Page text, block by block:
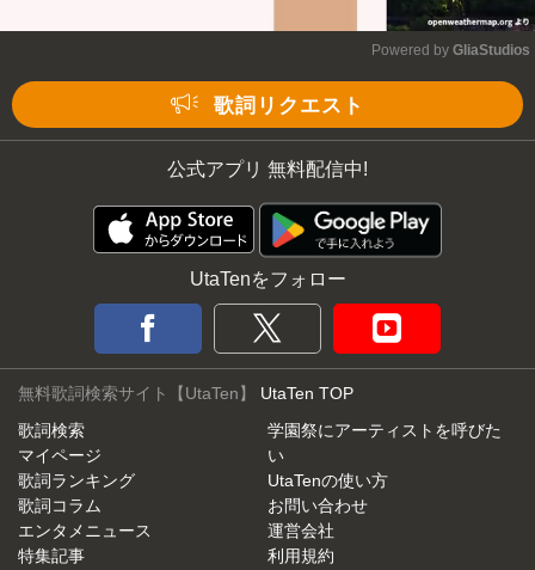
Powered by GliaStudios
歌詞リクエスト
公式アプリ 無料配信中!
UtaTenをフォロー
無料歌詞検索サイト【UtaTen】 UtaTen TOP
歌詞検索
マイページ
歌詞ランキング
歌詞コラム
エンタメニュース
特集記事
学園祭にアーティストを呼びた
い
UtaTenの使い方
お問い合わせ
運営会社
利用規約